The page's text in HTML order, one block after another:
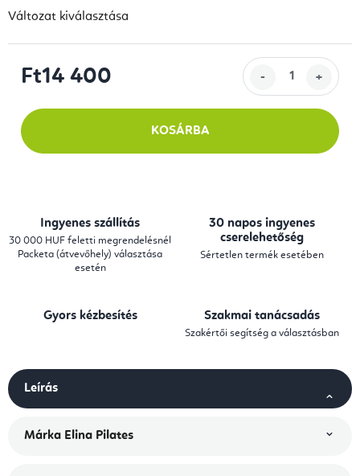
Változat kiválasztása
Ft14 400
KOSÁRBA
Ingyenes szállítás
30 000 HUF feletti megrendelésnél
Packeta (átvevőhely) választása
esetén
30 napos ingyenes
cserelehetőség
Sértetlen termék esetében
Gyors kézbesítés Szakmai tanácsadás
Szakértői segítség a választásban
Leírás
Márka Elina Pilates